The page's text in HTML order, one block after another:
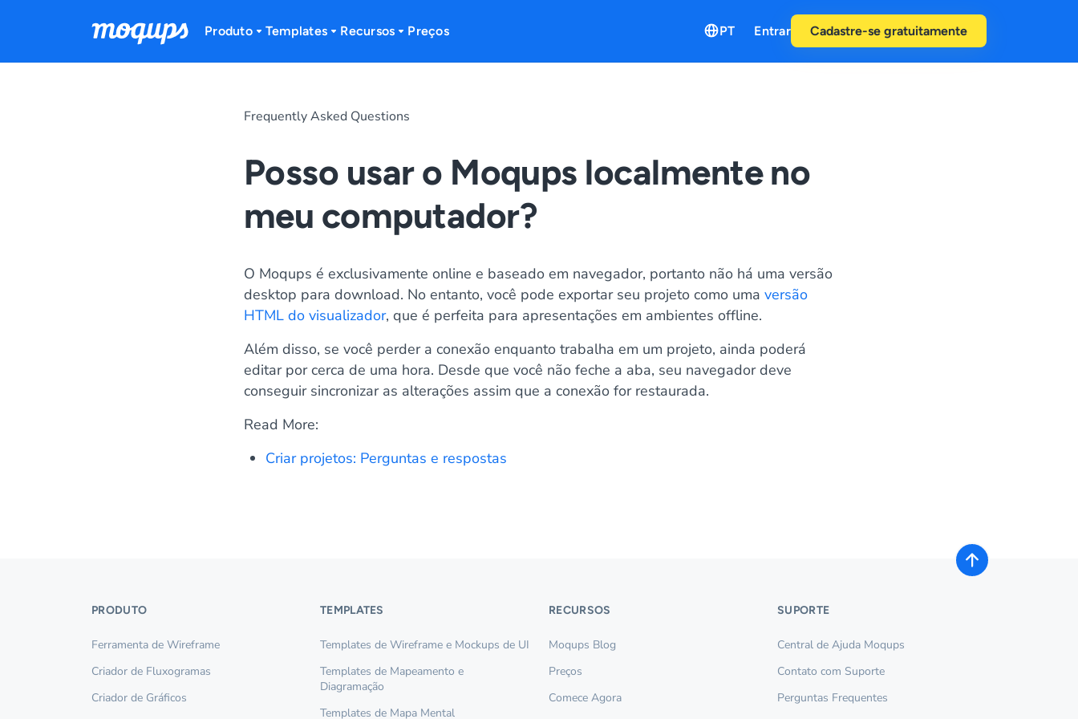
Produto Templates Recursos Preços PT Entrar Cadastre-se gratuitamente
Frequently Asked Questions
Posso usar o Moqups localmente no
meu computador?
O Moqups é exclusivamente online e baseado em navegador, portanto não há uma versão
desktop para download. No entanto, você pode exportar seu projeto como uma versão
HTML do visualizador, que é perfeita para apresentações em ambientes offline.
Além disso, se você perder a conexão enquanto trabalha em um projeto, ainda poderá
editar por cerca de uma hora. Desde que você não feche a aba, seu navegador deve
conseguir sincronizar as alterações assim que a conexão for restaurada.
Read More:
Criar projetos: Perguntas e respostas
PRODUTO
Ferramenta de Wireframe
Criador de Fluxogramas
Criador de Gráficos
TEMPLATES
Templates de Wireframe e Mockups de UI
Templates de Mapeamento e
Diagramação
Templates de Mapa Mental
RECURSOS
Moqups Blog
Preços
Comece Agora
SUPORTE
Central de Ajuda Moqups
Contato com Suporte
Perguntas Frequentes